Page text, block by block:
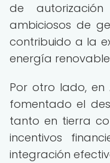
de
ambiciosos de
contribuido a la
energía
Por otro lado, en
fomentado el
tanto en tierra
incentivos
integración